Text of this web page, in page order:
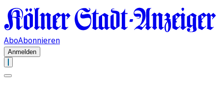
AboAbonnieren
Anmelden